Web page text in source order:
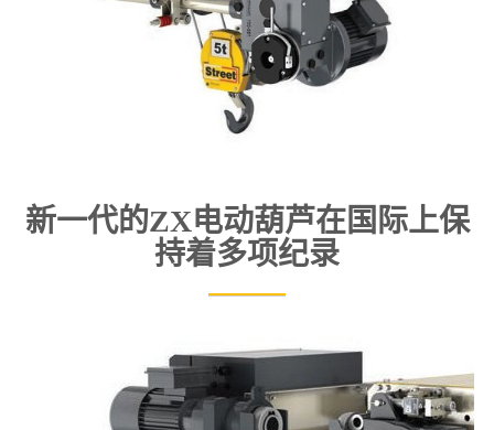
新一代的ZX电动葫芦在国际上保
持着多项纪录